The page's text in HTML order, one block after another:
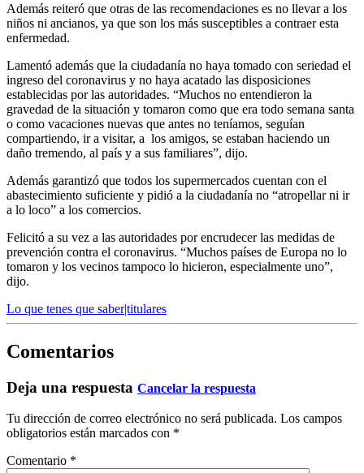
Además reiteró que otras de las recomendaciones es no llevar a los
niños ni ancianos, ya que son los más susceptibles a contraer esta
enfermedad.
Lamentó además que la ciudadanía no haya tomado con seriedad el
ingreso del coronavirus y no haya acatado las disposiciones
establecidas por las autoridades. “Muchos no entendieron la
gravedad de la situación y tomaron como que era todo semana santa
o como vacaciones nuevas que antes no teníamos, seguían
compartiendo, ir a visitar, a los amigos, se estaban haciendo un
daño tremendo, al país y a sus familiares”, dijo.
Además garantizó que todos los supermercados cuentan con el
abastecimiento suficiente y pidió a la ciudadanía no “atropellar ni ir
a lo loco” a los comercios.
Felicitó a su vez a las autoridades por encrudecer las medidas de
prevención contra el coronavirus. “Muchos países de Europa no lo
tomaron y los vecinos tampoco lo hicieron, especialmente uno”,
dijo.
Lo que tenes que saber|titulares
Comentarios
Deja una respuesta Cancelar la respuesta
Tu dirección de correo electrónico no será publicada. Los campos
obligatorios están marcados con *
Comentario *